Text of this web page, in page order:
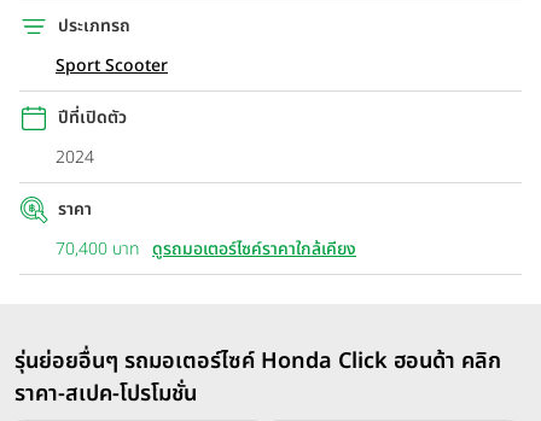
ประเภทรถ
Sport Scooter
ปีที่เปิดตัว
2024
ราคา
70,400 บาท ดูรถมอเตอร์ไซค์ราคาใกล้เคียง
รุ่นย่อยอื่นๆ รถมอเตอร์ไซค์ Honda Click ฮอนด้า คลิก
ราคา-สเปค-โปรโมชั่น